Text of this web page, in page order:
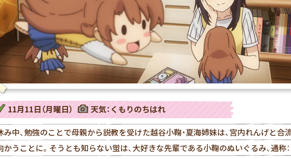
11月11日（月曜日）
天気：くもりのちはれ
み中、勉強のことで母親から説教を受けた越谷小鞠・夏海姉妹は、宮内れんげと合
かうことに。そうとも知らない蛍は、大好きな先輩である小鞠のぬいぐるみ、通称